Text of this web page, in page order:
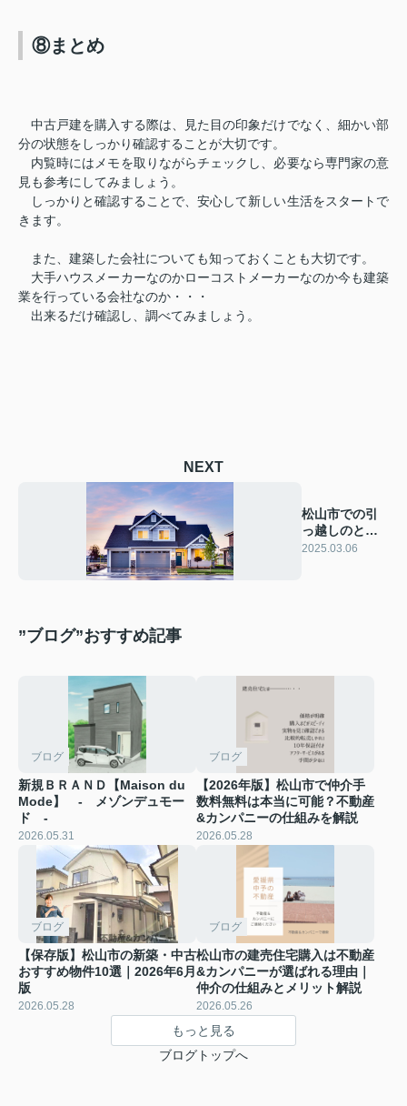
⑧まとめ
中古戸建を購入する際は、見た目の印象だけでなく、細かい部
分の状態をしっかり確認することが大切です。
内覧時にはメモを取りながらチェックし、必要なら専門家の意
見も参考にしてみましょう。
しっかりと確認することで、安心して新しい生活をスタートで
きます。
また、建築した会社についても知っておくことも大切です。
大手ハウスメーカーなのかローコストメーカーなのか今も建築
業を行っている会社なのか・・・
出来るだけ確認し、調べてみましょう。
NEXT
松山市での引
っ越しのとき
の主な手続き
2025.03.06
”ブログ”おすすめ記事
ブログ
新規ＢＲＡＮＤ【Maison du
Mode】 - メゾンデュモー
ド -
2026.05.31
ブログ
【2026年版】松山市で仲介手
数料無料は本当に可能？不動産
&カンパニーの仕組みを解説
2026.05.28
ブログ
【保存版】松山市の新築・中古
おすすめ物件10選｜2026年6月
版
2026.05.28
ブログ
松山市の建売住宅購入は不動産
&カンパニーが選ばれる理由｜
仲介の仕組みとメリット解説
2026.05.26
もっと見る
ブログトップへ